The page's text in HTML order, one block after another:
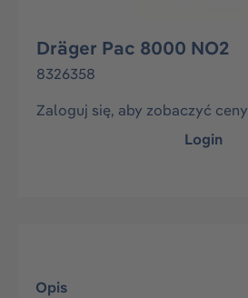
Dräger Pac 8000 NO2
8326358
Zaloguj się, aby zobaczyć ceny
Login
Opis